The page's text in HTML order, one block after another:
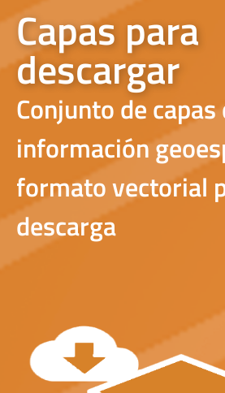
Capas para
descargar
Conjunto de capas
información
formato vectorial
descarga